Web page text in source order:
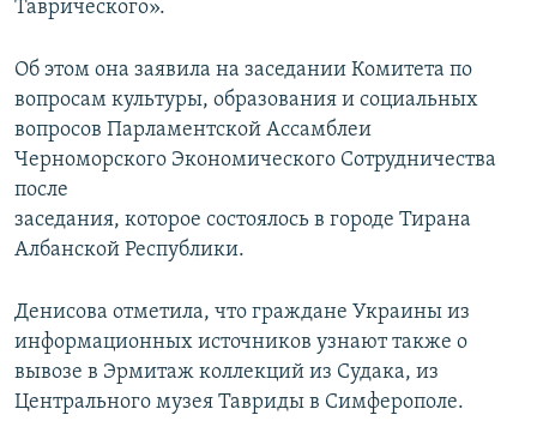
Таврического».
Об этом она заявила на заседании Комитета по
вопросам культуры, образования и социальных
вопросов Парламентской Ассамблеи
Черноморского Экономического Сотрудничества
после
заседания, которое состоялось в городе Тирана
Албанской Республики.
Денисова отметила, что граждане Украины из
информационных источников узнают также о
вывозе в Эрмитаж коллекций из Судака, из
Центрального музея Тавриды в Симферополе.